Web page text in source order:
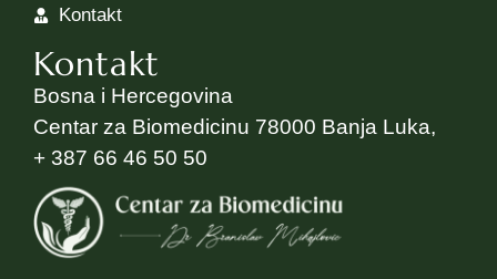
Kontakt
Kontakt
Bosna i Hercegovina
Centar za Biomedicinu 78000 Banja Luka,
+ 387 66 46 50 50